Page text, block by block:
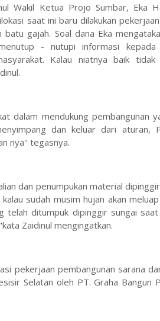
Wakil Ketua Projo Sumbar, Eka
saat ini baru dilakukan
gajah. Soal dana Eka
- nutupi informasi kepada
Kalau niatnya baik
dalam mendukung pembangunan
dan keluar dari aturan,
nya" tegasnya.
dan penumpukan material
sudah musim hujan akan
telah ditumpuk dipinggir sungai saat
Zaidinul mengingatkan.
pekerjaan pembangunan sarana
Selatan oleh PT. Graha Bangun